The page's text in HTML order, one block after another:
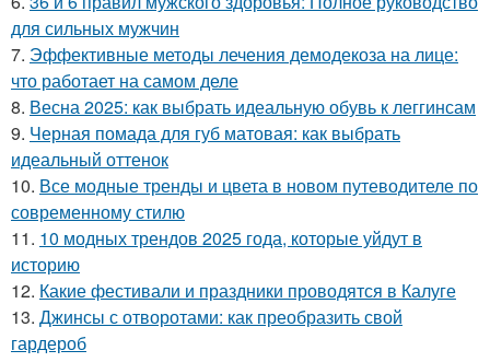
для сильных мужчин
7. Эффективные методы лечения демодекоза на лице:
что работает на самом деле
8. Весна 2025: как выбрать идеальную обувь к леггинсам
9. Черная помада для губ матовая: как выбрать
идеальный оттенок
10. Все модные тренды и цвета в новом путеводителе по
современному стилю
11. 10 модных трендов 2025 года, которые уйдут в
историю
12. Какие фестивали и праздники проводятся в Калуге
13. Джинсы с отворотами: как преобразить свой
гардероб